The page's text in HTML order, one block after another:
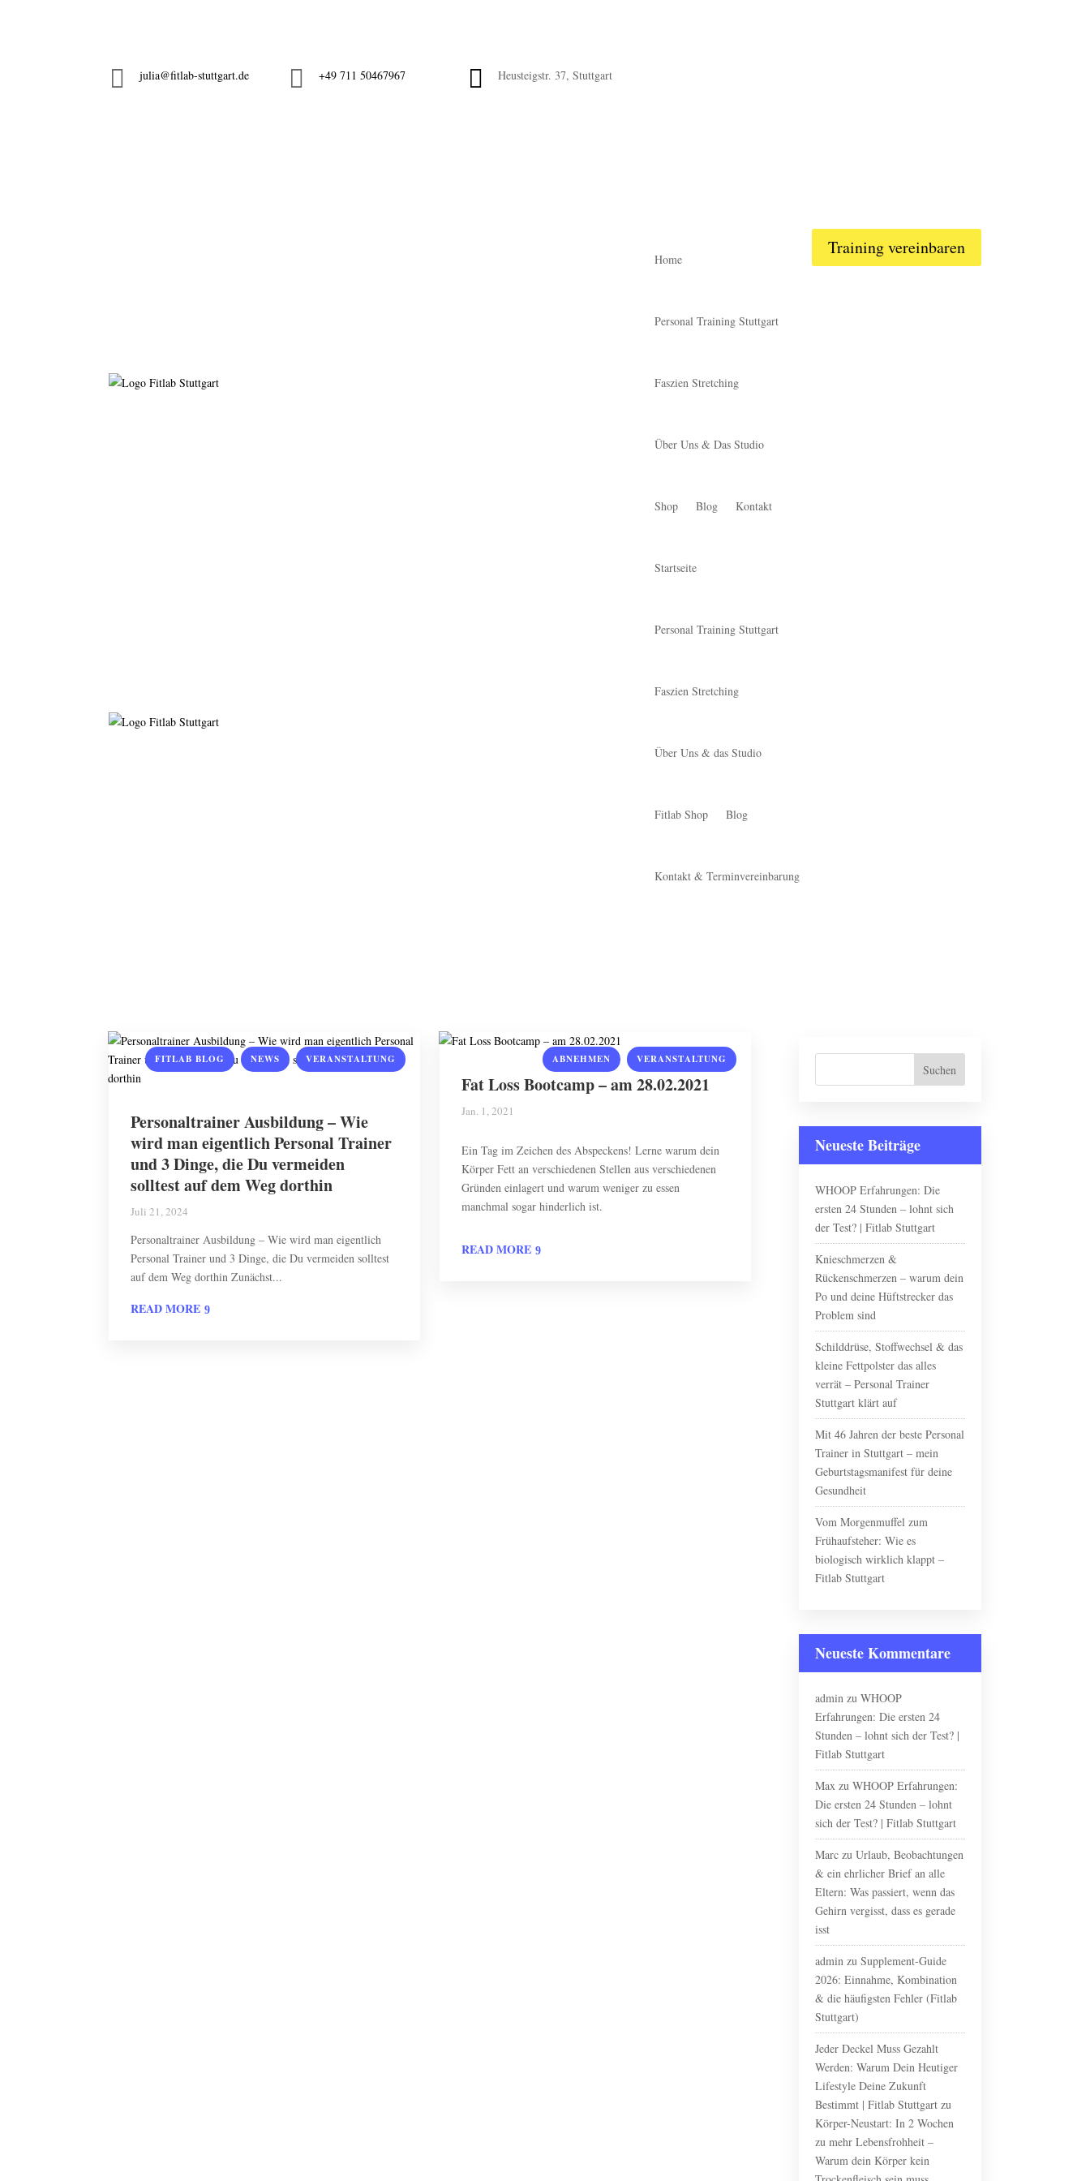
 julia@fitlab-stuttgart.de  +49 711 50467967  Heusteigstr. 37, Stuttgart
Home
Personal Training Stuttgart
Faszien Stretching
Über Uns & Das Studio
Shop Blog Kontakt
Startseite
Personal Training Stuttgart
Faszien Stretching
Über Uns & das Studio
Fitlab Shop Blog
Kontakt & Terminvereinbarung
Training vereinbaren
FITLAB BLOG , NEWS , VERANSTALTUNG
Personaltrainer Ausbildung – Wie
wird man eigentlich Personal Trainer
und 3 Dinge, die Du vermeiden
solltest auf dem Weg dorthin
Juli 21, 2024
Personaltrainer Ausbildung – Wie wird man eigentlich
Personal Trainer und 3 Dinge, die Du vermeiden solltest
auf dem Weg dorthin Zunächst...
READ MORE
ABNEHMEN , VERANSTALTUNG
Fat Loss Bootcamp – am 28.02.2021
Jan. 1, 2021
Ein Tag im Zeichen des Abspeckens! Lerne warum dein
Körper Fett an verschiedenen Stellen aus verschiedenen
Gründen einlagert und warum weniger zu essen
manchmal sogar hinderlich ist.
READ MORE
Neueste Beiträge
WHOOP Erfahrungen: Die
ersten 24 Stunden – lohnt sich
der Test? | Fitlab Stuttgart
Knieschmerzen &
Rückenschmerzen – warum dein
Po und deine Hüftstrecker das
Problem sind
Schilddrüse, Stoffwechsel & das
kleine Fettpolster das alles
verrät – Personal Trainer
Stuttgart klärt auf
Mit 46 Jahren der beste Personal
Trainer in Stuttgart – mein
Geburtstagsmanifest für deine
Gesundheit
Vom Morgenmuffel zum
Frühaufsteher: Wie es
biologisch wirklich klappt –
Fitlab Stuttgart
Neueste Kommentare
admin zuWHOOP
Erfahrungen: Die ersten 24
Stunden – lohnt sich der Test? |
Fitlab Stuttgart
Max zuWHOOP Erfahrungen:
Die ersten 24 Stunden – lohnt
sich der Test? | Fitlab Stuttgart
Marc zuUrlaub, Beobachtungen
& ein ehrlicher Brief an alle
Eltern: Was passiert, wenn das
Gehirn vergisst, dass es gerade
isst
admin zuSupplement-Guide
2026: Einnahme, Kombination
& die häufigsten Fehler (Fitlab
Stuttgart)
Jeder Deckel Muss Gezahlt
Werden: Warum Dein Heutiger
Lifestyle Deine Zukunft
Bestimmt | Fitlab Stuttgart zu
Körper-Neustart: In 2 Wochen
zu mehr Lebensfrohheit –
Warum dein Körper kein